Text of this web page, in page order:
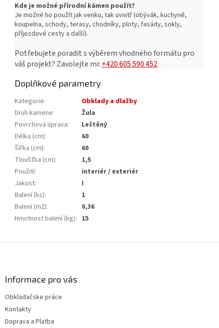
Kde je možné přírodní kámen použít?
Je možné ho použít jak venku, tak uvnitř (obývák, kuchyně,
koupelna, schody, terasy, chodníky, ploty, fasády, sokly,
příjezdové cesty a další).
Potřebujete poradit s výběrem vhodného formátu pro
váš projekt? Zavolejte mi: +420 605 590 452
Doplňkové parametry
Kategorie:
Obklady a dlažby
Druh kamene:
Žula
Povrchová úprava:
Leštěný
Délka (cm):
60
Šířka (cm):
60
Tloušťka (cm):
1,5
Použití:
interiér / exteriér
Jakost:
I
Balení (ks):
1
Balení (m2):
0,36
Hmotnost balení (kg): 15
Informace pro vás
Obkladačske práce
Kontakty
Doprava a Platba